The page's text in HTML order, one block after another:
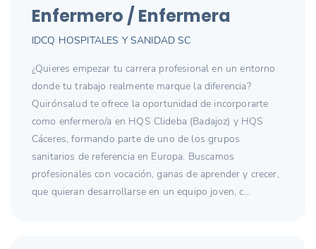
Enfermero / Enfermera
IDCQ HOSPITALES Y SANIDAD SC
¿Quieres empezar tu carrera profesional en un entorno
donde tu trabajo realmente marque la diferencia?
Quirónsalud te ofrece la oportunidad de incorporarte
como enfermero/a en HQS Clideba (Badajoz) y HQS
Cáceres, formando parte de uno de los grupos
sanitarios de referencia en Europa. Buscamos
profesionales con vocación, ganas de aprender y crecer,
que quieran desarrollarse en un equipo joven, c...